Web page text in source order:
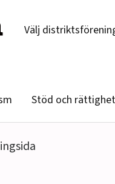
Välj
Stöd och